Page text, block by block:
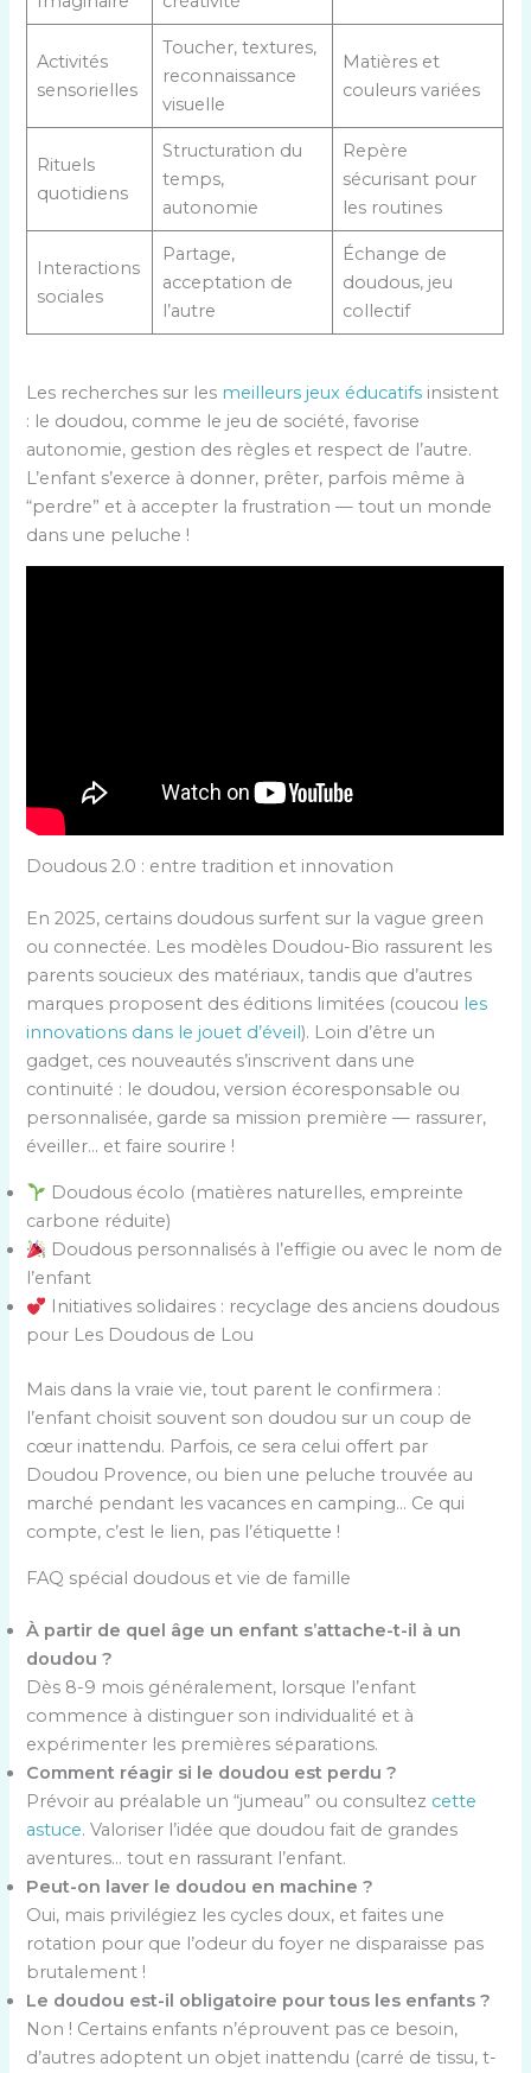
Activités
sensorielles
Toucher, textures,
reconnaissance
visuelle
Matières et
couleurs variées
Rituels
quotidiens
Structuration du
temps,
autonomie
Repère
sécurisant pour
les routines
Interactions
sociales
Partage,
acceptation de
l’autre
Échange de
doudous, jeu
collectif
Les recherches sur les meilleurs jeux éducatifs insistent
: le doudou, comme le jeu de société, favorise
autonomie, gestion des règles et respect de l’autre.
L’enfant s’exerce à donner, prêter, parfois même à
“perdre” et à accepter la frustration — tout un monde
dans une peluche !
Doudous 2.0 : entre tradition et innovation
En 2025, certains doudous surfent sur la vague green
ou connectée. Les modèles Doudou-Bio rassurent les
parents soucieux des matériaux, tandis que d’autres
marques proposent des éditions limitées (coucou les
innovations dans le jouet d’éveil). Loin d’être un
gadget, ces nouveautés s’inscrivent dans une
continuité : le doudou, version écoresponsable ou
personnalisée, garde sa mission première — rassurer,
éveiller… et faire sourire !
Doudous écolo (matières naturelles, empreinte
carbone réduite)
Doudous personnalisés à l’effigie ou avec le nom de
l’enfant
Initiatives solidaires : recyclage des anciens doudous
pour Les Doudous de Lou
Mais dans la vraie vie, tout parent le confirmera :
l’enfant choisit souvent son doudou sur un coup de
cœur inattendu. Parfois, ce sera celui offert par
Doudou Provence, ou bien une peluche trouvée au
marché pendant les vacances en camping… Ce qui
compte, c’est le lien, pas l’étiquette !
FAQ spécial doudous et vie de famille
À partir de quel âge un enfant s’attache-t-il à un
doudou ?
Dès 8-9 mois généralement, lorsque l’enfant
commence à distinguer son individualité et à
expérimenter les premières séparations.
Comment réagir si le doudou est perdu ?
Prévoir au préalable un “jumeau” ou consultez cette
astuce. Valoriser l’idée que doudou fait de grandes
aventures… tout en rassurant l’enfant.
Peut-on laver le doudou en machine ?
Oui, mais privilégiez les cycles doux, et faites une
rotation pour que l’odeur du foyer ne disparaisse pas
brutalement !
Le doudou est-il obligatoire pour tous les enfants ?
Non ! Certains enfants n’éprouvent pas ce besoin,
d’autres adoptent un objet inattendu (carré de tissu, t-